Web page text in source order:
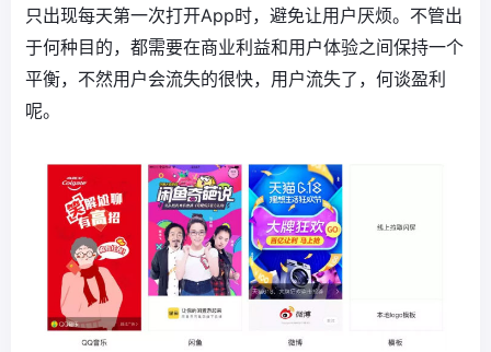
只出现每天第一次打开App时，避免让用户厌烦。不管出
于何种目的，都需要在商业利益和用户体验之间保持一个
平衡，不然用户会流失的很快，用户流失了，何谈盈利
呢。